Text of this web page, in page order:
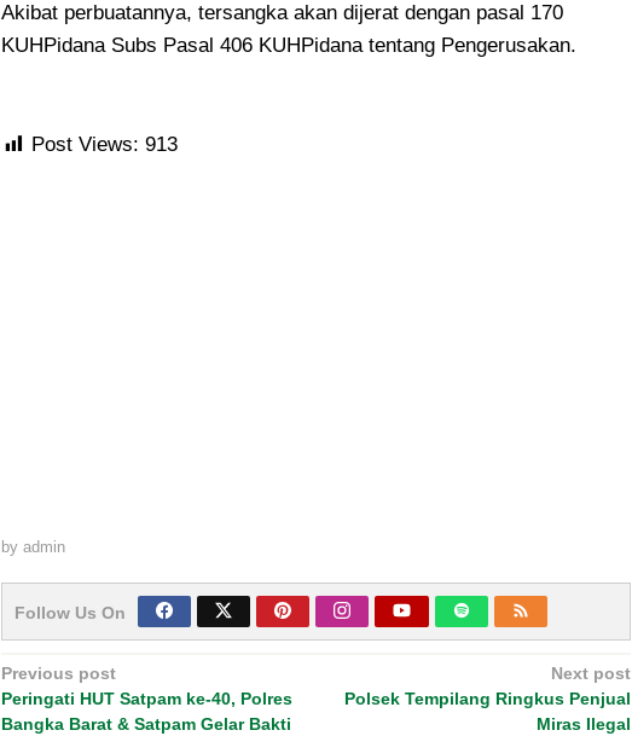
Akibat perbuatannya, tersangka akan dijerat dengan pasal 170
KUHPidana Subs Pasal 406 KUHPidana tentang Pengerusakan.
Post Views: 913
by admin
Follow Us On
Post
navigation
Previous post
Peringati HUT Satpam ke-40, Polres
Bangka Barat & Satpam Gelar Bakti
Next post
Polsek Tempilang Ringkus Penjual
Miras Ilegal